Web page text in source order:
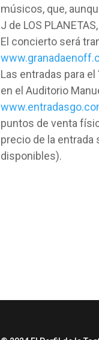
músicos, que,
J de LOS
El concierto será
Las entradas para el
en el Auditorio
puntos de venta
precio de la entrada
disponibles).